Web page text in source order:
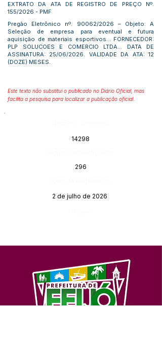
EXTRATO DA ATA DE REGISTRO DE PREÇO Nº.
155/2026 - PMF
Pregão Eletrônico nº. 90062/2026 – Objeto: A
Seleção de empresa para eventual e futura
aquisição de materiais esportivos... FORNECEDOR:
PLP SOLUCOES E COMERCIO LTDA... DATA DE
ASSINATURA: 25/06/2026. VALIDADE DA ATA: 12
(DOZE) MESES.
Este texto não substitui o publicado no Diário Oficial, mas
facilita a pesquisa para localizar a publicação oficial.
14298
296
2 de julho de 2026